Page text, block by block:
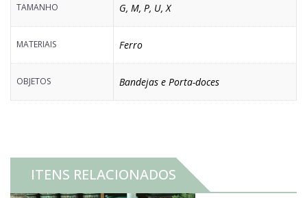
TAMANHO G, M, P, U,X
MATERIAIS Ferro
OBJETOS Bandejas e Porta-doces
ITENS RELACIONADOS